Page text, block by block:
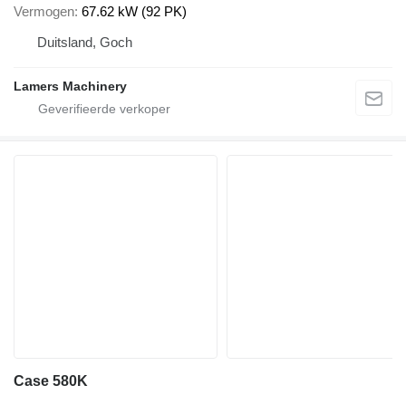
Vermogen 67.62 kW (92 PK)
Duitsland, Goch
Lamers Machinery
Case 580K